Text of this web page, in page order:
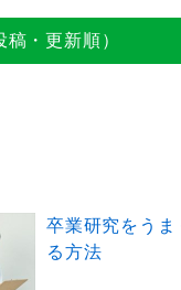
・更新順）
卒業研究をうま
る方法